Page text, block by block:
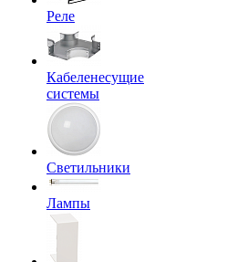
Реле
Кабеленесущие
системы
Светильники
Лампы